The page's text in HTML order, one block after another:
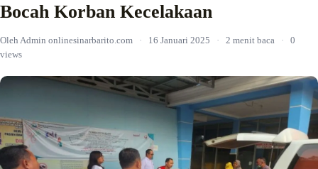
Bocah Korban Kecelakaan
Oleh Admin onlinesinarbarito.com · 16 Januari 2025 · 2 menit baca ·
0
views